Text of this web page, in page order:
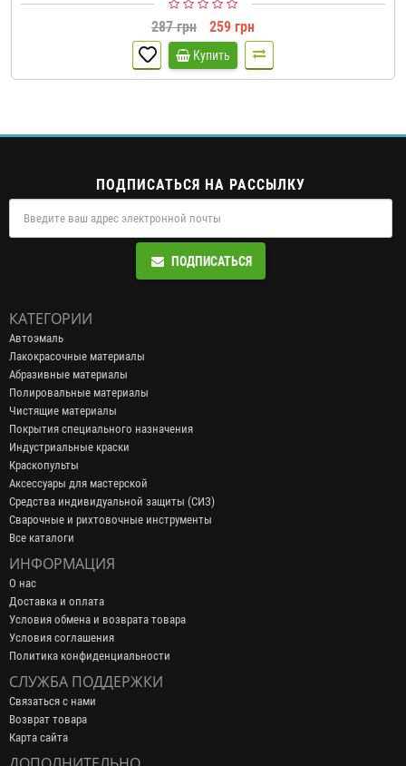
287 грн 259 грн
Купить
ПОДПИСАТЬСЯ НА РАССЫЛКУ
ПОДПИСАТЬСЯ
КАТЕГОРИИ
Автоэмаль
Лакокрасочные материалы
Абразивные материалы
Полировальные материалы
Чистящие материалы
Покрытия специального назначения
Индустриальные краски
Краскопульты
Аксессуары для мастерской
Средства индивидуальной защиты (СИЗ)
Сварочные и рихтовочные инструменты
Все каталоги
ИНФОРМАЦИЯ
О нас
Доставка и оплата
Условия обмена и возврата товара
Условия соглашения
Политика конфиденциальности
СЛУЖБА ПОДДЕРЖКИ
Связаться с нами
Возврат товара
Карта сайта